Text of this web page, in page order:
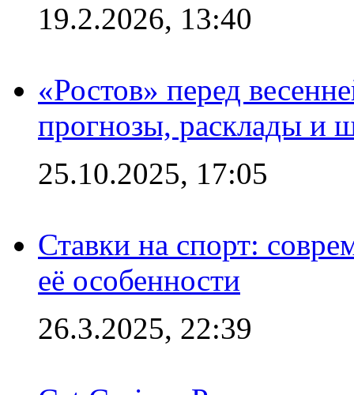
19.2.2026, 13:40
«Ростов» перед
прогнозы, расклады и
25.10.2025, 17:05
Ставки на спорт:
её особенности
26.3.2025, 22:39